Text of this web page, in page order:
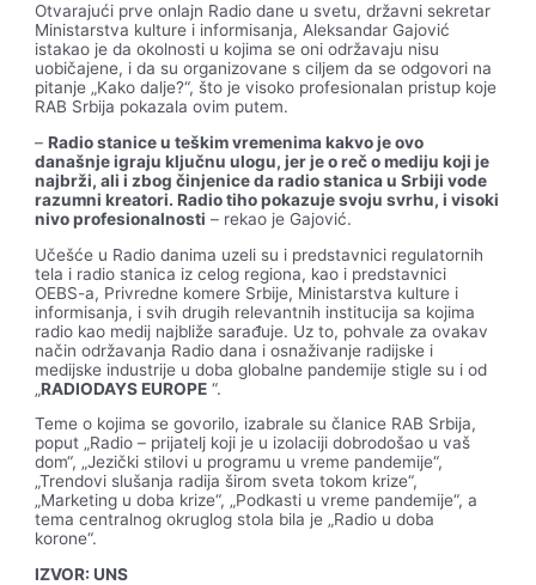
Otvarajući prve onlajn Radio dane u svetu, državni sekretar
Ministarstva kulture i informisanja, Aleksandar Gajović
istakao je da okolnosti u kojima se oni održavaju nisu
uobičajene, i da su organizovane s ciljem da se odgovori na
pitanje „Kako dalje?“, što je visoko profesionalan pristup koje
RAB Srbija pokazala ovim putem.
–Radio stanice u teškim vremenima kakvo je ovo
današnje igraju ključnu ulogu, jer je o reč o mediju koji je
najbrži, ali i zbog činjenice da radio stanica u Srbiji vode
razumni kreatori. Radio tiho pokazuje svoju svrhu, i visoki
nivo profesionalnosti – rekao je Gajović.
Učešće u Radio danima uzeli su i predstavnici regulatornih
tela i radio stanica iz celog regiona, kao i predstavnici
OEBS-a, Privredne komere Srbije, Ministarstva kulture i
informisanja, i svih drugih relevantnih institucija sa kojima
radio kao medij najbliže sarađuje. Uz to, pohvale za ovakav
način održavanja Radio dana i osnaživanje radijske i
medijske industrije u doba globalne pandemije stigle su i od
„RADIODAYS EUROPE “.
Teme o kojima se govorilo, izabrale su članice RAB Srbija,
poput „Radio – prijatelj koji je u izolaciji dobrodošao u vaš
dom“, „Jezički stilovi u programu u vreme pandemije“,
„Trendovi slušanja radija širom sveta tokom krize“,
„Marketing u doba krize“, „Podkasti u vreme pandemije“, a
tema centralnog okruglog stola bila je „Radio u doba
korone“.
IZVOR: UNS